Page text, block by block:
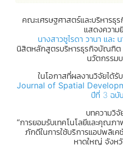
คณะเศรษฐศาสตร์และบริหาร
แสดงความ
นางสาวซูไรดา วานา และ
นิสิตหลักสูตรบริหารธุรกิจบัณฑิต
นวัตกรรม
ในโอกาสที่ผลงานวิจัยได้รั
Journal of Spatial
ปีที่ 3 ฉบั
บทความวิจั
“การยอมรับเทคโนโลยีและคุณภ
ภักดีในการใช้บริการแอปพลิเ
หาดใหญ่ จังห